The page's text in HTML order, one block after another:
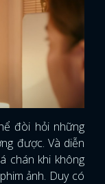
đòi hỏi những
được. Và diễn
chán khi không
ảnh. Duy có